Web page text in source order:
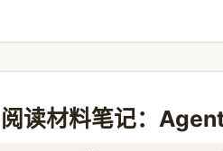
阅读材料笔记：